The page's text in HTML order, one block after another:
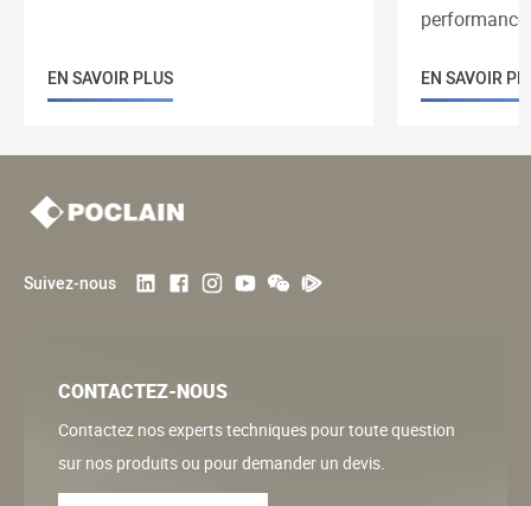
EN SAVOIR PLUS EN SAVOIR
Suivez-nous
CONTACTEZ-NOUS
Contactez nos experts techniques pour toute question
sur nos produits ou pour demander un devis.